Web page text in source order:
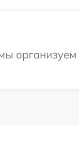
организуем